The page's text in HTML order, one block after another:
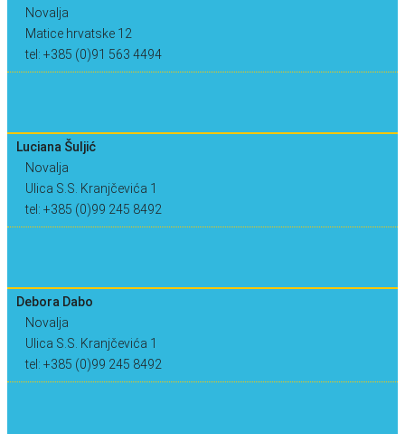
Novalja
Matice hrvatske 12
tel: +385 (0)91 563 4494
Luciana Šuljić
Novalja
Ulica S.S. Kranjčevića 1
tel: +385 (0)99 245 8492
Debora Dabo
Novalja
Ulica S.S. Kranjčevića 1
tel: +385 (0)99 245 8492